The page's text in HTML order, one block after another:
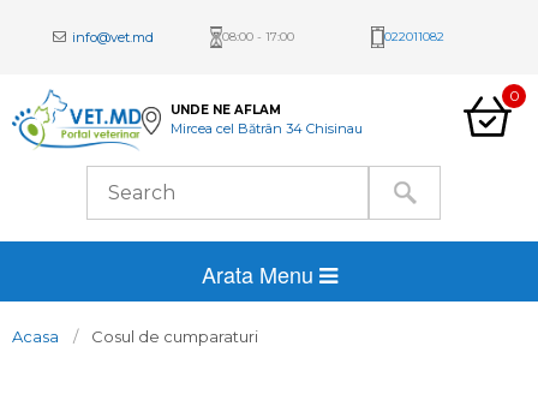
info@vet.md 08:00 - 17:00 022011082
UNDE NE AFLAM
Mircea cel Bătrân 34 Chisinau
0
Arata Menu
Acasa Cosul de cumparaturi